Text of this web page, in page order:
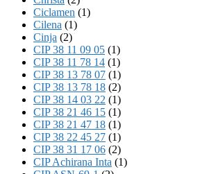
Ciclamen (1)
Cilena (1)
Cinja (2)
CIP 38 11 09 05 (1)
CIP 38 11 78 14 (1)
CIP 38 13 78 07 (1)
CIP 38 13 78 18 (2)
CIP 38 14 03 22 (1)
CIP 38 21 46 15 (1)
CIP 38 21 47 18 (1)
CIP 38 22 45 27 (1)
CIP 38 31 17 06 (2)
CIP Achirana Inta (1)